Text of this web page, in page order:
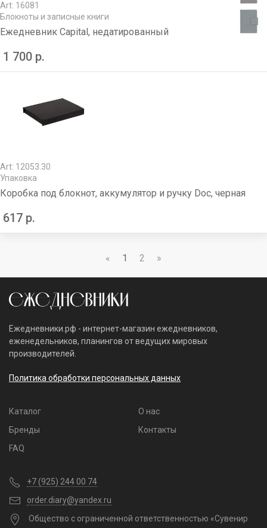
Art: 16081
Блокноты и записные книги
Ежедневник Capital, недатированный
1 700 р.
Art: 12053.30
Упаковка
Коробка под блокнот, аккумулятор и ручку Doc, черная
617 р.
« 1 2 »
Ежедневники.рф - интернет-магазин ежедневников,
еженедельников, планингов от ведущих мировых
производителей.
Политика обработки персональных данных
Каталог
Бренды
FAQ
О нас
Контакты
+7 (925) 244 00 74
order.diary@yandex.ru
Общество с ограниченной ответственностью «Сувенир